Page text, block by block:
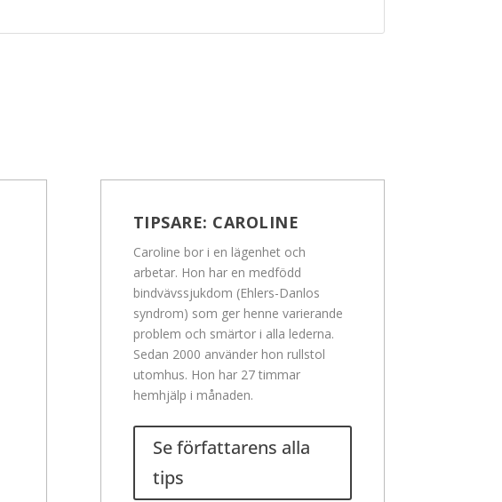
TIPSARE: CAROLINE
Caroline bor i en lägenhet och
arbetar. Hon har en medfödd
bindvävssjukdom (Ehlers-Danlos
syndrom) som ger henne varierande
problem och smärtor i alla lederna.
Sedan 2000 använder hon rullstol
utomhus. Hon har 27 timmar
hemhjälp i månaden.
Se författarens alla
tips